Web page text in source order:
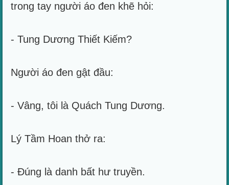
trong tay người áo đen khẽ hỏi:
- Tung Dương Thiết Kiếm?
Người áo đen gật đầu:
- Vâng, tôi là Quách Tung Dương.
Lý Tầm Hoan thở ra:
- Đúng là danh bất hư truyền.